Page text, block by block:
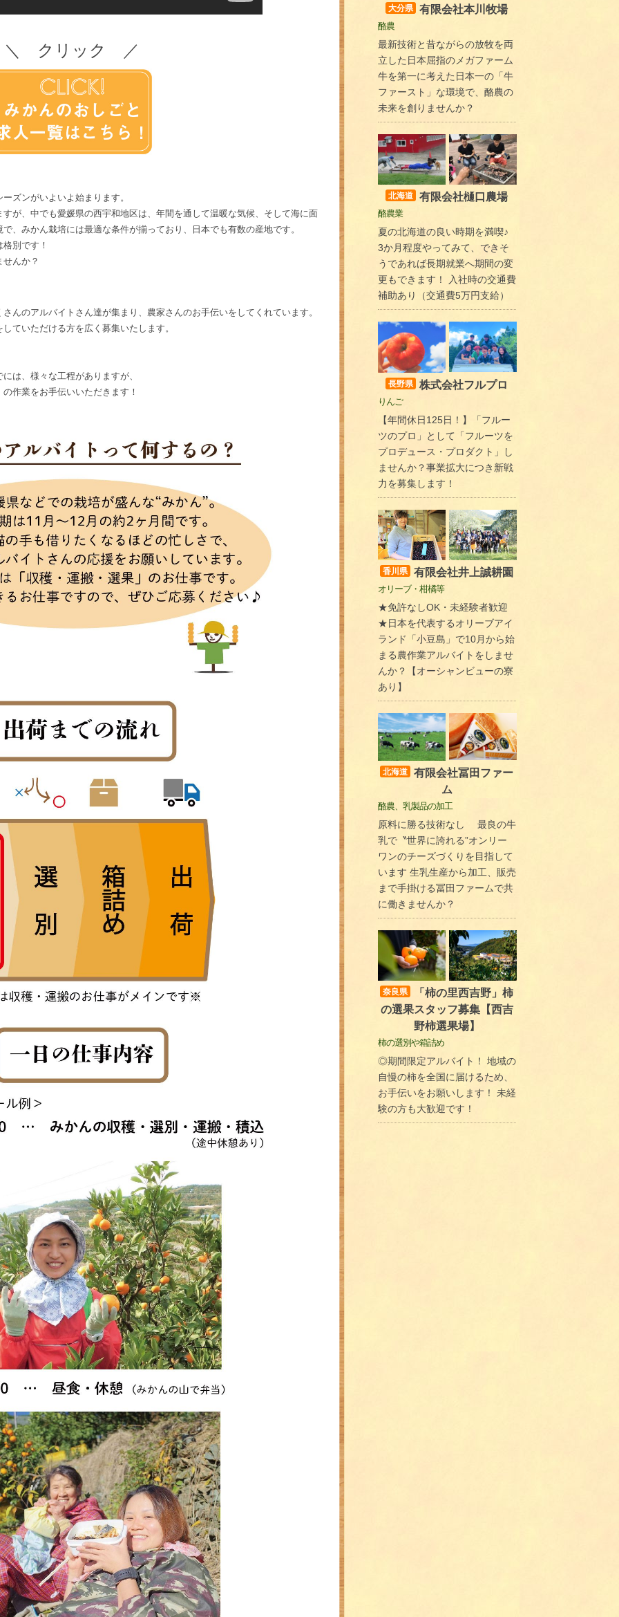
クリック ／
ズンがいよいよ始まります。
が、中でも愛媛県の西宇和地区は、年間を通して温暖な気候、そして海に面
、みかん栽培には最適な条件が揃っており、日本でも有数の産地です。
別です！
んか？
んのアルバイトさん達が集まり、農家さんのお手伝いをしてくれています。
ていただける方を広く募集いたします。
は、様々な工程がありますが、
作業をお手伝いいただきます！
大分県 有限会社本川牧場
酪農
最新技術と昔ながらの放牧を両
立した日本屈指のメガファーム
牛を第一に考えた日本一の「牛
ファースト」な環境で、酪農の
未来を創りませんか？
北海道 有限会社樋口農場
酪農業
夏の北海道の良い時期を満喫♪
3か月程度やってみて、できそ
うであれば長期就業へ期間の変
更もできます！ 入社時の交通費
補助あり（交通費5万円支給）
長野県 株式会社フルプロ
りんご
【年間休日125日！】「フルー
ツのプロ」として「フルーツを
プロデュース・プロダクト」し
ませんか？事業拡大につき新戦
力を募集します！
香川県 有限会社井上誠耕園
オリーブ・柑橘等
★免許なしOK・未経験者歓迎
★日本を代表するオリーブアイ
ランド「小豆島」で10月から始
まる農作業アルバイトをしませ
んか？【オーシャンビューの寮
あり】
北海道
有限会社冨田ファー
ム
酪農、乳製品の加工
原料に勝る技術なし 最良の牛
乳で〝世界に誇れる”オンリー
ワンのチーズづくりを目指して
います 生乳生産から加工、販売
まで手掛ける冨田ファームで共
に働きませんか？
奈良県
「柿の里西吉野」柿
の選果スタッフ募集【西吉
野柿選果場】
柿の選別や箱詰め
◎期間限定アルバイト！ 地域の
自慢の柿を全国に届けるため、
お手伝いをお願いします！ 未経
験の方も大歓迎です！